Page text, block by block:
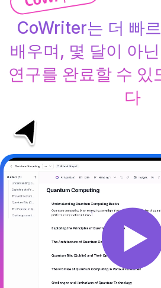
CoWriter는 더 빠
배우며, 몇 달이 아
연구를 완료할 수 있
다